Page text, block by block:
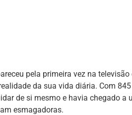
pela primeira vez na
da sua vida diária. Com
de si mesmo e havia chegado a
esmagadoras.